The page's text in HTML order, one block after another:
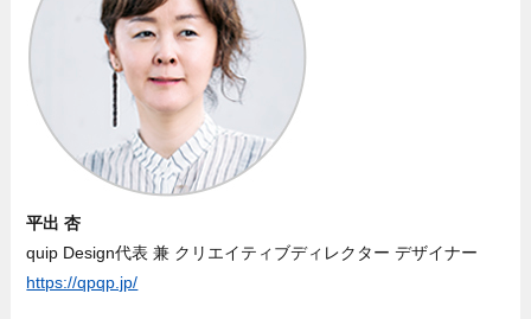
平出 杏
quip Design代表 兼 クリエイティブディレクター デザイナー
https://qpqp.jp/